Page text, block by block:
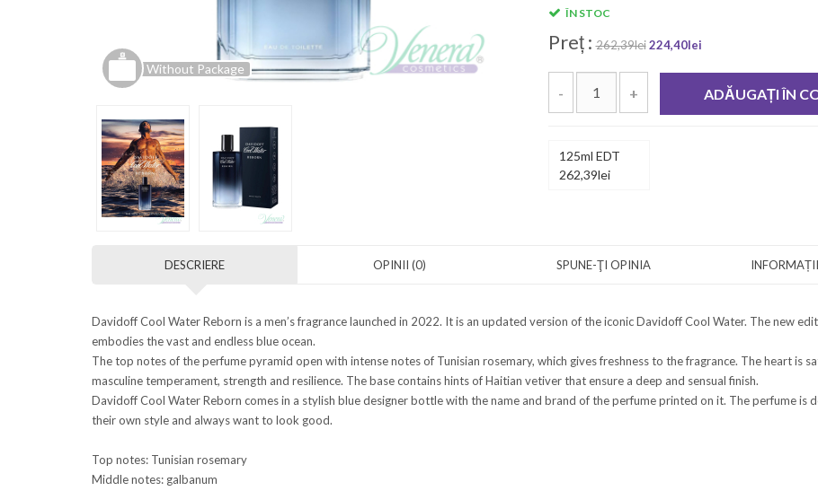
Without Package
ÎN STOC
Preț :262,39lei 224,40lei
- + ADĂUGAȚI ÎN
125ml EDT
262,39lei
DESCRIERE OPINII (0) SPUNE-ŢI OPINIA
Davidoff Cool Water Reborn is a men’s fragrance launched in 2022. It is an updated version of the iconic Davidoff Cool Water. The new
embodies the vast and endless blue ocean.
The top notes of the perfume pyramid open with intense notes of Tunisian rosemary, which gives freshness to the fragrance. The heart is
masculine temperament, strength and resilience. The base contains hints of Haitian vetiver that ensure a deep and sensual finish.
Davidoff Cool Water Reborn comes in a stylish blue designer bottle with the name and brand of the perfume printed on it. The perfume is
their own style and always want to look good.
Top notes: Tunisian rosemary
Middle notes: galbanum